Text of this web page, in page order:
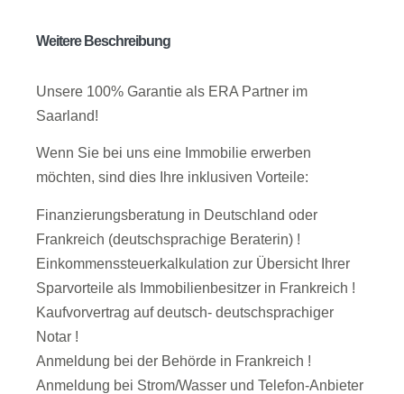
Weitere Beschreibung
Unsere 100% Garantie als ERA Partner im
Saarland!
Wenn Sie bei uns eine Immobilie erwerben
möchten, sind dies Ihre inklusiven Vorteile:
Finanzierungsberatung in Deutschland oder
Frankreich (deutschsprachige Beraterin) !
Einkommenssteuerkalkulation zur Übersicht Ihrer
Sparvorteile als Immobilienbesitzer in Frankreich !
Kaufvorvertrag auf deutsch- deutschsprachiger
Notar !
Anmeldung bei der Behörde in Frankreich !
Anmeldung bei Strom/Wasser und Telefon-Anbieter